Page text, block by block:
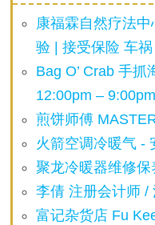
康福霖自然疗法
验 | 接受保险 车
Bag O’ Crab 手抓
12:00pm – 9:00pm
煎饼师傅
火箭空调冷暖气 -
聚龙冷暖器维修保
李倩 注册会计师 /
富记杂货店 Fu